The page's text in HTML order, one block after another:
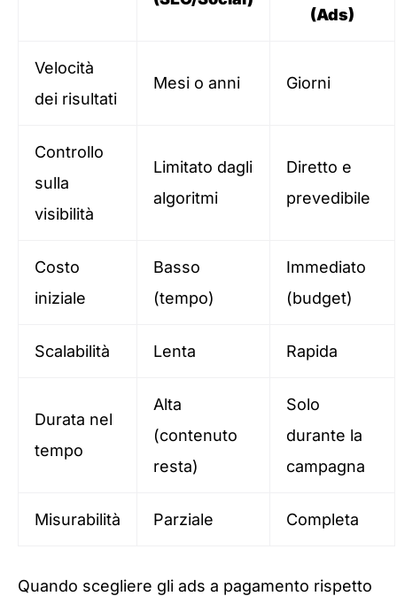
(Ads)
Velocità
dei risultati
Mesi o anni Giorni
Controllo
sulla
visibilità
Limitato dagli
algoritmi
Diretto e
prevedibile
Costo
iniziale
Basso
(tempo)
Immediato
(budget)
Scalabilità Lenta Rapida
Durata nel
tempo
Alta
(contenuto
resta)
Solo
durante la
campagna
Misurabilità Parziale Completa
Quando scegliere gli ads a pagamento rispetto